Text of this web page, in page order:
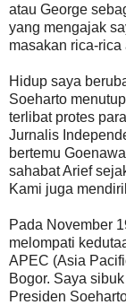
atau George
yang mengajak
masakan rica-rica
Hidup saya
Soeharto
terlibat protes
Jurnalis
bertemu
sahabat Arief
Kami juga
Pada November
melompati
APEC (Asia
Bogor. Saya
Presiden